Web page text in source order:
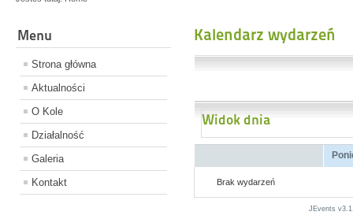
Menu
Strona główna
Aktualności
O Kole
Działalność
Galeria
Kontakt
Kalendarz wydarzeń
Widok dnia
Brak wydarzeń
JEvents